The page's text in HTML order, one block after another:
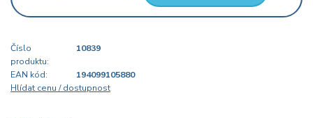
Číslo
produktu:
10839
EAN kód:
194099105880
Hlídat cenu / dostupnost